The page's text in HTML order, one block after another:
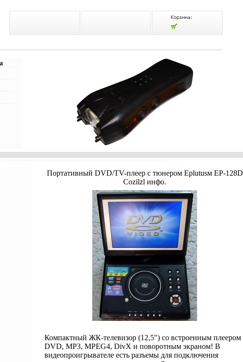
Портативный DVD/TV-плеер c тюнером Eplutusм EP-128D
Cozilzl инфо.
Компактный ЖК-телевизор (12,5") со встроенным плеером
DVD, MP3, MPEG4, DivX и поворотным экраном! В
видеопроигрывателе есть разъемы для подключения